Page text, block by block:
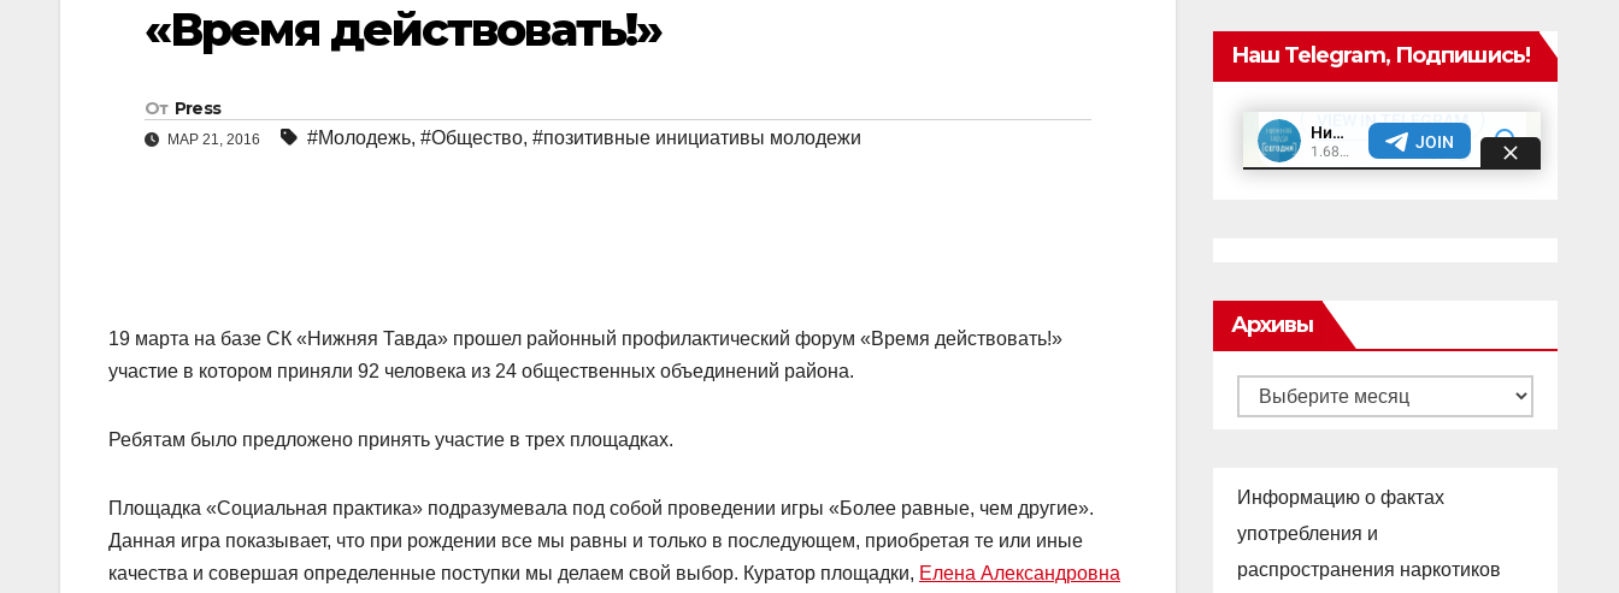
«Время действовать!»
От Press
МАР 21, 2016 #Молодежь, #Общество, #позитивные инициативы молодежи
19 марта на базе СК «Нижняя Тавда» прошел районный профилактический форум «Время действовать!»
участие в котором приняли 92 человека из 24 общественных объединений района.
Ребятам было предложено принять участие в трех площадках.
Площадка «Социальная практика» подразумевала под собой проведении игры «Более равные, чем другие».
Данная игра показывает, что при рождении все мы равны и только в последующем, приобретая те или иные
качества и совершая определенные поступки мы делаем свой выбор. Куратор площадки, Елена Александровна
Наш Telegram, Подпишись!
Архивы
Архивы
Информацию о фактах
употребления и
распространения наркотиков